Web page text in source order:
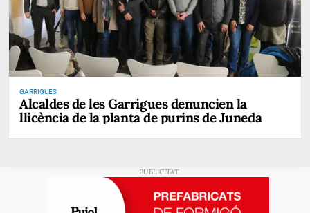
GARRIGUES
Alcaldes de les Garrigues denuncien la
llicència de la planta de purins de Juneda